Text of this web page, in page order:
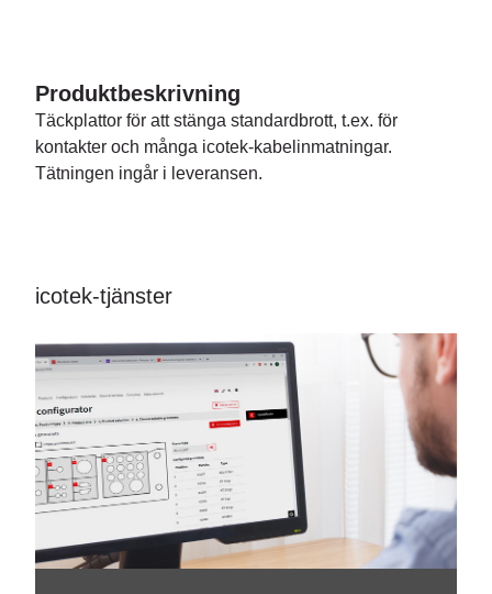
Produktbeskrivning
Täckplattor för att stänga standardbrott, t.ex. för
kontakter och många icotek-kabelinmatningar.
Tätningen ingår i leveransen.
icotek-tjänster